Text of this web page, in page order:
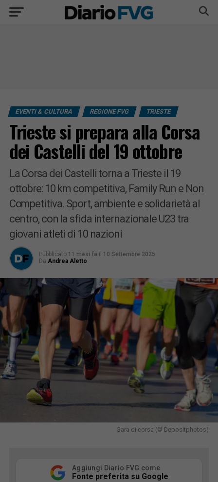
EVENTI & CULTURA REGIONE FVG TRIESTE
Trieste si prepara alla Corsa
dei Castelli del 19 ottobre
La Corsa dei Castelli torna a Trieste il 19
ottobre: 10 km competitiva, Family Run e Non
Competitiva. Sport, ambiente e solidarietà al
centro, con la sfida internazionale U23 tra
giovani atleti di 10 nazioni
Pubblicato 11 mesi fa il 10 Settembre 2025
Da Andrea Aletto
Gara di corsa (© Depositphotos)
Aggiungi Diario FVG come
Fonte preferita su Google